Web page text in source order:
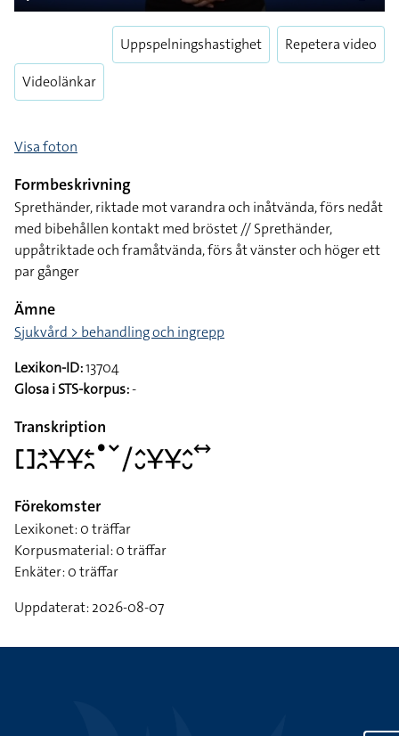
Play
Enter
Videolänkar
Uppspelningshastighet Repetera video
Visa foton
Formbeskrivning
Sprethänder, riktade mot varandra och inåtvända, förs nedåt
med bibehållen kontakt med bröstet // Sprethänder,
uppåtriktade och framåtvända, förs åt vänster och höger ett
par gånger
Ämne
Sjukvård > behandling och ingrepp
Lexikon-ID:13704
Glosa i STS-korpus:-
Transkription
􌤓􌥔􌥘􌥃􌥃􌥓􌥘􌤟􌥧􌥠􌤵􌤷􌥃􌥃􌤵􌤷􌥤
Förekomster
Lexikonet: 0 träffar
Korpusmaterial: 0 träffar
Enkäter: 0 träffar
Uppdaterat: 2026-08-07